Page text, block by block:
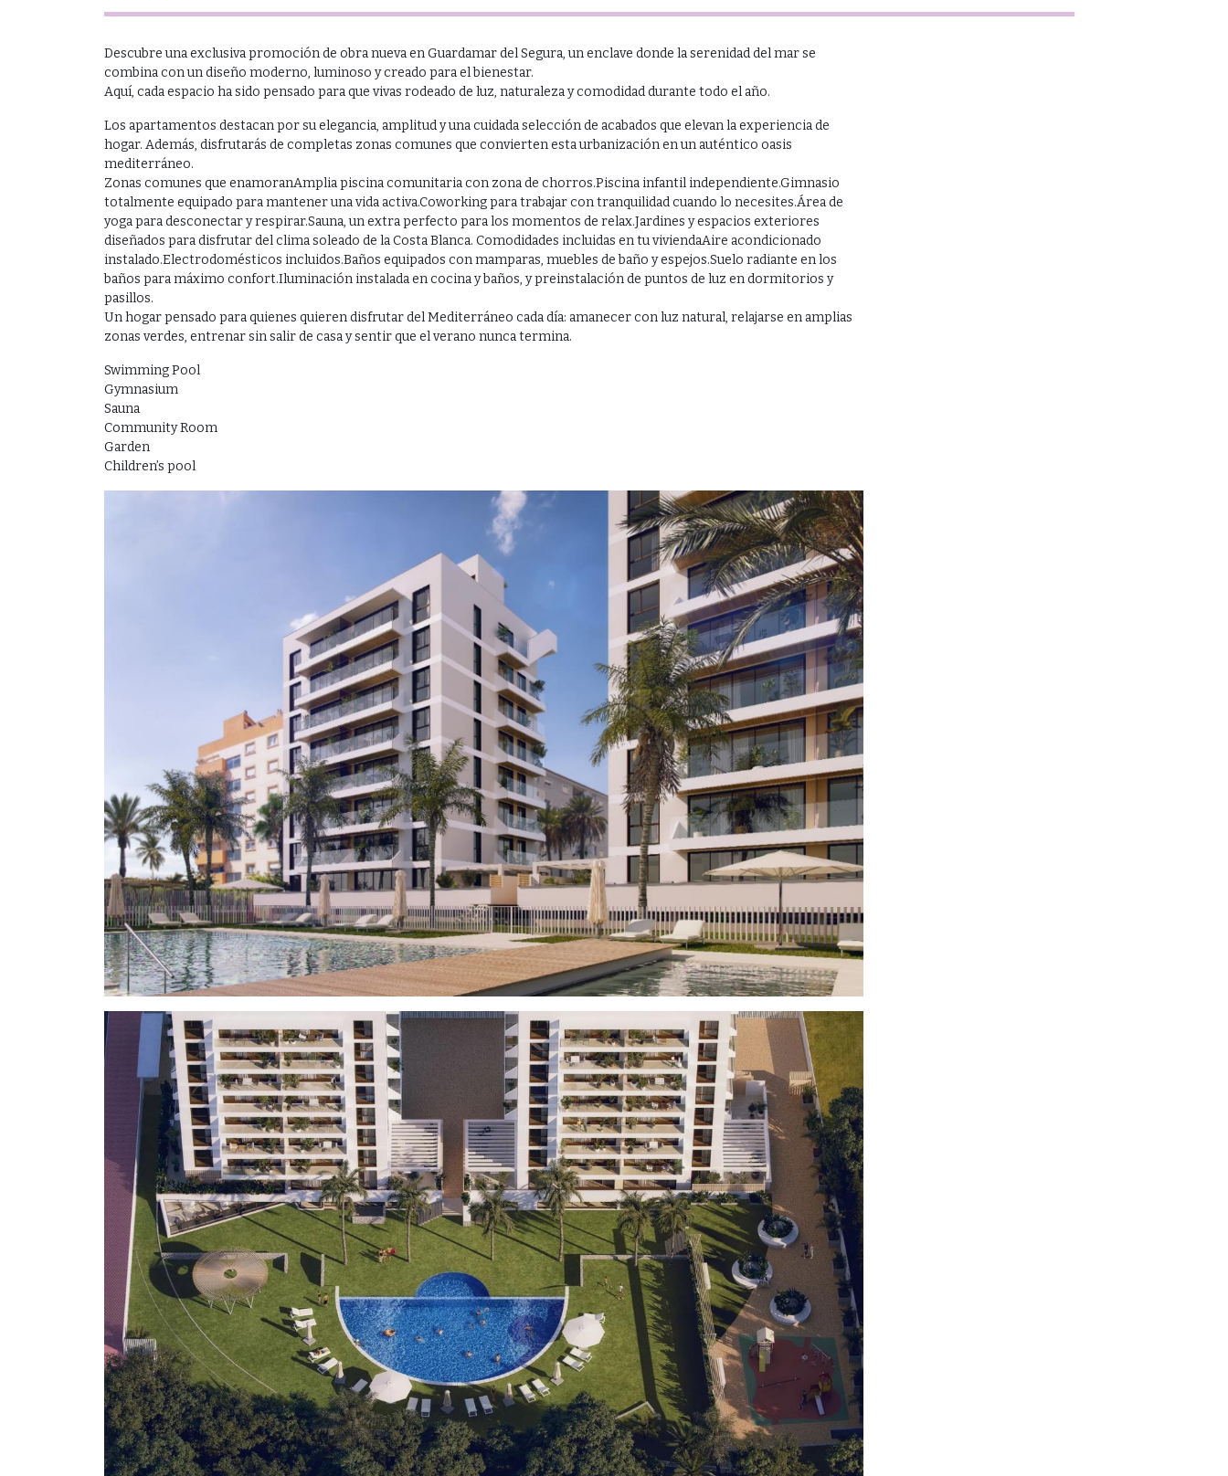
Descubre una exclusiva promoción de obra nueva en Guardamar del Segura, un enclave donde la serenidad del mar se
combina con un diseño moderno, luminoso y creado para el bienestar.
Aquí, cada espacio ha sido pensado para que vivas rodeado de luz, naturaleza y comodidad durante todo el año.
Los apartamentos destacan por su elegancia, amplitud y una cuidada selección de acabados que elevan la experiencia de
hogar. Además, disfrutarás de completas zonas comunes que convierten esta urbanización en un auténtico oasis
mediterráneo.
Zonas comunes que enamoranAmplia piscina comunitaria con zona de chorros.Piscina infantil independiente.Gimnasio
totalmente equipado para mantener una vida activa.Coworking para trabajar con tranquilidad cuando lo necesites.Área de
yoga para desconectar y respirar.Sauna, un extra perfecto para los momentos de relax.Jardines y espacios exteriores
diseñados para disfrutar del clima soleado de la Costa Blanca. Comodidades incluidas en tu viviendaAire acondicionado
instalado.Electrodomésticos incluidos.Baños equipados con mamparas, muebles de baño y espejos.Suelo radiante en los
baños para máximo confort.Iluminación instalada en cocina y baños, y preinstalación de puntos de luz en dormitorios y
pasillos.
Un hogar pensado para quienes quieren disfrutar del Mediterráneo cada día: amanecer con luz natural, relajarse en amplias
zonas verdes, entrenar sin salir de casa y sentir que el verano nunca termina.
Swimming Pool
Gymnasium
Sauna
Community Room
Garden
Children’s pool